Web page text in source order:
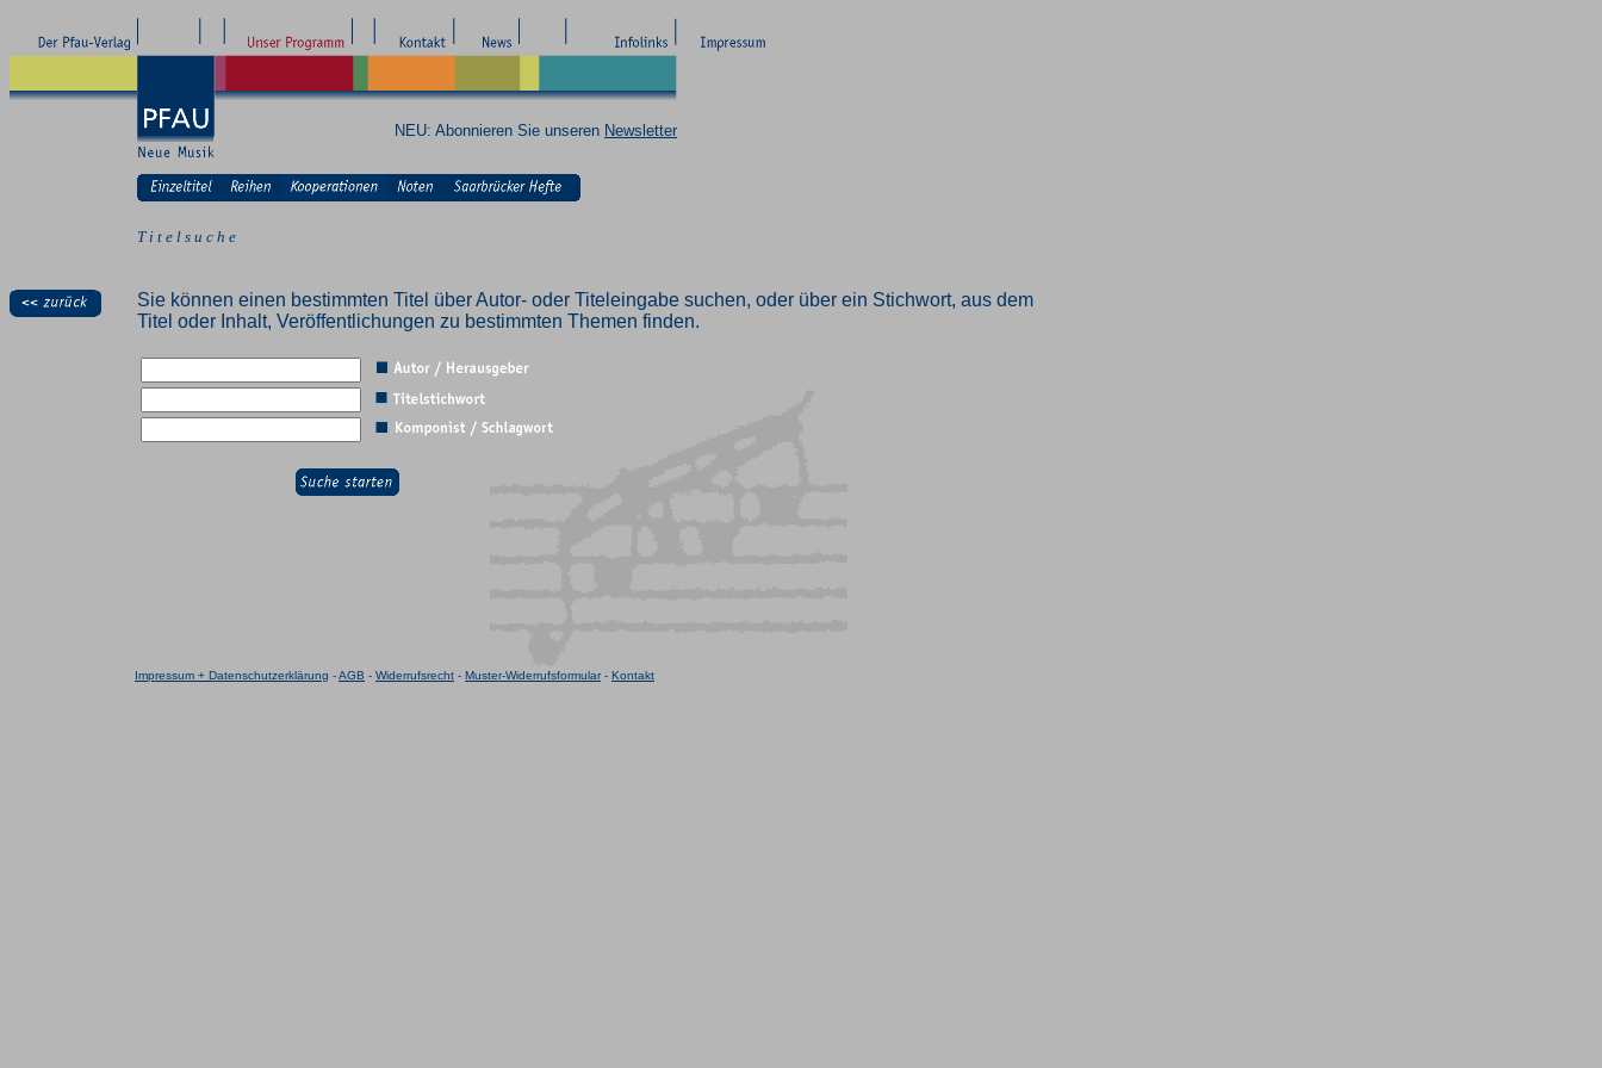
NEU: Abonnieren Sie unseren Newsletter
T i t e l s u c h e
Sie können einen bestimmten Titel über Autor- oder Titeleingabe suchen, oder über ein Stichwort, aus dem
Titel oder Inhalt, Veröffentlichungen zu bestimmten Themen finden.
Impressum + Datenschutzerklärung -AGB - Widerrufsrecht - Muster-Widerrufsformular- Kontakt